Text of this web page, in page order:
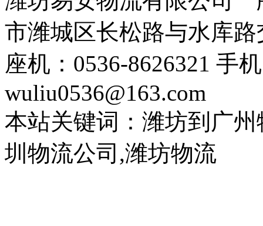
市潍城区长松路与水库
座机：0536-8626321 手
wuliu0536@163.com
本站关键词：潍坊到广
圳物流公司,潍坊物流